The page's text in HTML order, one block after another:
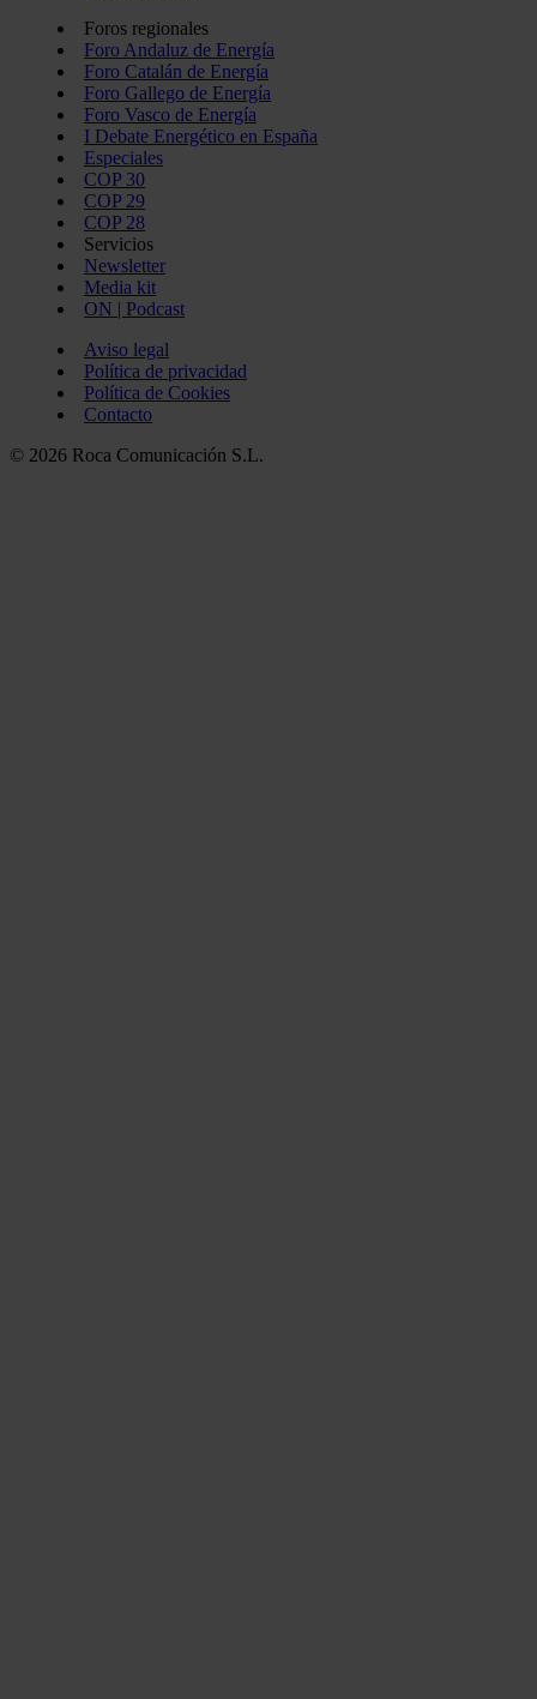
Foros regionales
Foro Andaluz de Energía
Foro Catalán de Energía
Foro Gallego de Energía
Foro Vasco de Energía
I Debate Energético en España
Especiales
COP 30
COP 29
COP 28
Servicios
Newsletter
Media kit
ON | Podcast
Aviso legal
Política de privacidad
Política de Cookies
Contacto
© 2026 Roca Comunicación S.L.